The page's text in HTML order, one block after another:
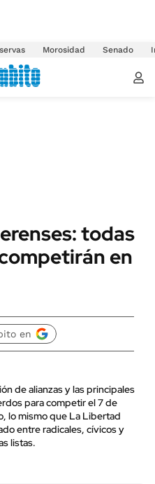
Morosidad Senado
todas
en
en
de alianzas y las principales
para competir el 7 de
lo mismo que La Libertad
entre radicales, cívicos y
listas.